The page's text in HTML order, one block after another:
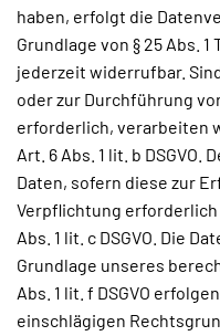
haben, erfolgt die
Grundlage von § 25 Abs.
jederzeit widerrufbar.
oder zur Durchführung
erforderlich, verarbeiten
Art. 6 Abs. 1 lit. b
Daten, sofern diese zur
Verpflichtung erforderlich
Abs. 1 lit. c DSGVO. Die
Grundlage unseres
Abs. 1 lit. f DSGVO
einschlägigen